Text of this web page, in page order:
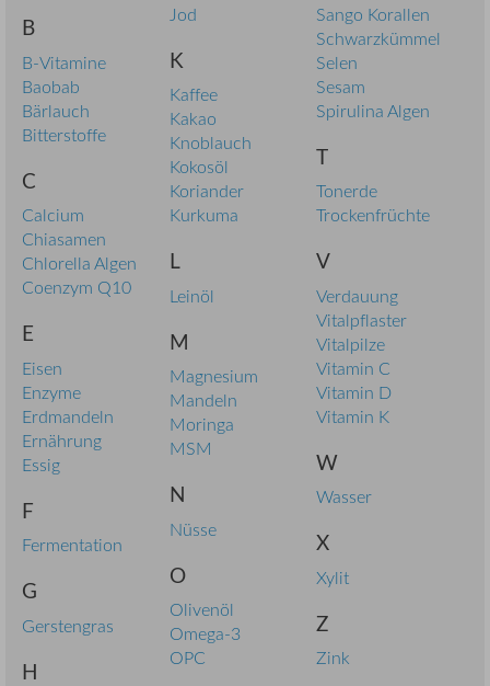
B
B-Vitamine
Baobab
Bärlauch
Bitterstoffe
C
Calcium
Chiasamen
Chlorella Algen
Coenzym Q10
E
Eisen
Enzyme
Erdmandeln
Ernährung
Essig
F
Fermentation
G
Gerstengras
H
Jod
K
Kaffee
Kakao
Knoblauch
Kokosöl
Koriander
Kurkuma
L
Leinöl
M
Magnesium
Mandeln
Moringa
MSM
N
Nüsse
O
Olivenöl
Omega-3
OPC
Sango Korallen
Schwarzkümmel
Selen
Sesam
Spirulina Algen
T
Tonerde
Trockenfrüchte
V
Verdauung
Vitalpflaster
Vitalpilze
Vitamin C
Vitamin D
Vitamin K
W
Wasser
X
Xylit
Z
Zink